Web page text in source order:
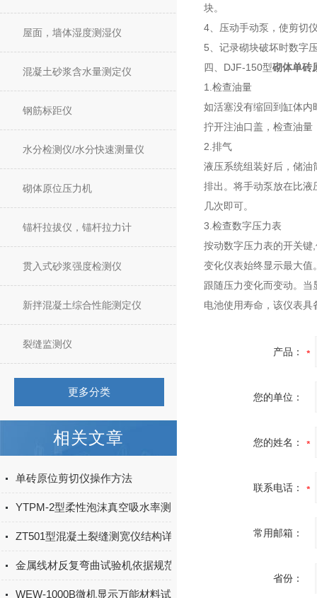
屋面，墙体湿度测湿仪
混凝土砂浆含水量测定仪
钢筋标距仪
水分检测仪/水分快速测量仪
砌体原位压力机
锚杆拉拔仪，锚杆拉力计
贯入式砂浆强度检测仪
新拌混凝土综合性能测定仪
裂缝监测仪
更多分类
相关文章
单砖原位剪切仪操作方法
YTPM-2型柔性泡沫真空吸水率测定仪使用方法
ZT501型混凝土裂缝测宽仪结构详解
金属线材反复弯曲试验机依据规范
WEW-1000B微机显示万能材料试验机（钢绞线）用途及技术指
块。
4、压动手动泵，使剪切
5、记录砌块破坏时数字
四、DJF-150型砌体单砖
1.检查油量
如活塞没有缩回到缸体
拧开注油口盖，检查油
2.排气
液压系统组装好后，储
排出。将手动泵放在比
几次即可。
3.检查数字压力表
按动数字压力表的开关
变化仪表始终显示最大
跟随压力变化而变动。
电池使用寿命，该仪表
产品：
您的单位：
您的姓名：
联系电话：
常用邮箱：
省份：